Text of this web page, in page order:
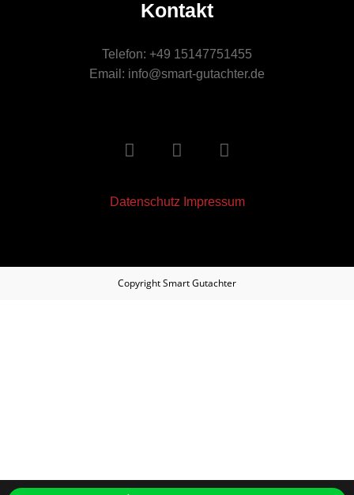
Kontakt
Telefon: +49 15147751455
Email: info@smart-gutachter.de
Datenschutz Impressum
CopyrightSmart Gutachter